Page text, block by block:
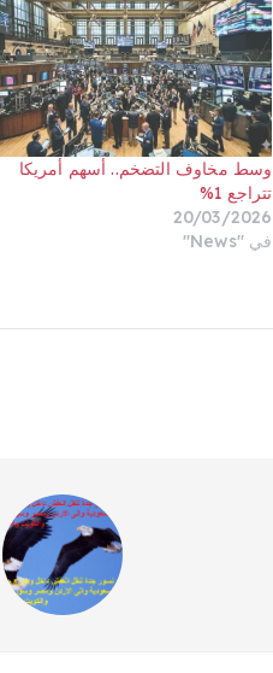
وسط مخاوف التضخم.. أسهم أمريكا
تتراجع 1%
20/03/2026
في "News"